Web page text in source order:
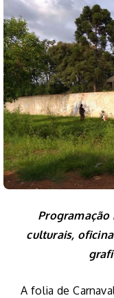
culturais,
A folia de